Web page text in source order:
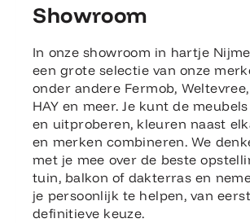
Showroom
In onze showroom in hartje
een grote selectie van onze
onder andere Fermob,
HAY en meer. Je kunt de
en uitproberen, kleuren naast
en merken combineren. We
met je mee over de beste
tuin, balkon of dakterras en
je persoonlijk te helpen, van
definitieve keuze.